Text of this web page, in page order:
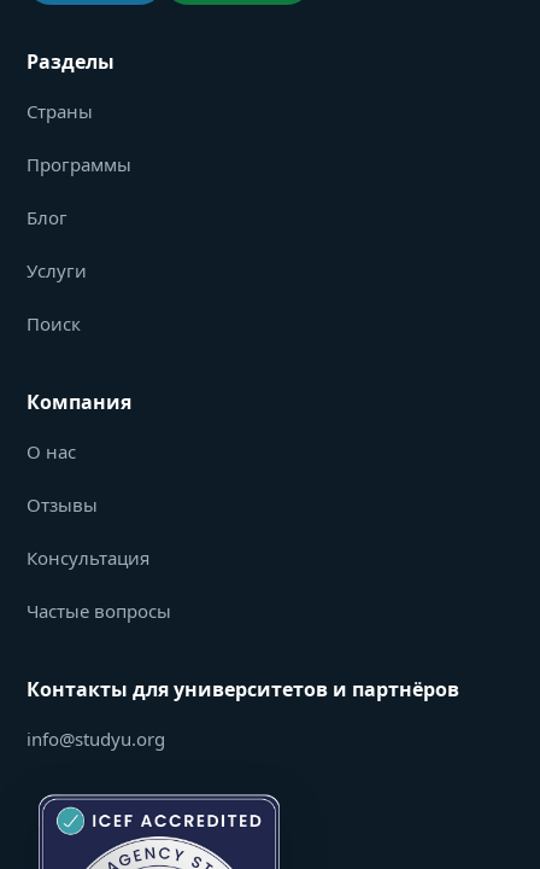
Разделы
Страны
Программы
Блог
Услуги
Поиск
Компания
О нас
Отзывы
Консультация
Частые вопросы
Контакты для университетов и партнёров
info@studyu.org